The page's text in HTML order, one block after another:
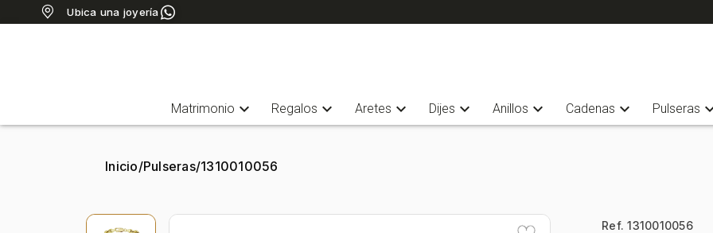
Ubica una joyería
Matrimonio expand_more Regalos expand_more Aretes expand_more Dijes expand_more Anillos expand_more Cadenas expand_more Pulseras
Inicio/Pulseras/1310010056
Ref. 1310010056